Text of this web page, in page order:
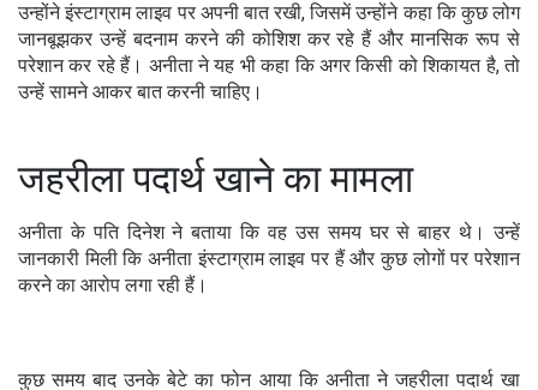
उन्होंने इंस्टाग्राम लाइव पर अपनी बात रखी, जिसमें उन्होंने कहा कि कुछ लोग
जानबूझकर उन्हें बदनाम करने की कोशिश कर रहे हैं और मानसिक रूप से
परेशान कर रहे हैं। अनीता ने यह भी कहा कि अगर किसी को शिकायत है, तो
उन्हें सामने आकर बात करनी चाहिए।
जहरीला पदार्थ खाने का मामला
अनीता के पति दिनेश ने बताया कि वह उस समय घर से बाहर थे। उन्हें
जानकारी मिली कि अनीता इंस्टाग्राम लाइव पर हैं और कुछ लोगों पर परेशान
करने का आरोप लगा रही हैं।
कुछ समय बाद उनके बेटे का फोन आया कि अनीता ने जहरीला पदार्थ खा